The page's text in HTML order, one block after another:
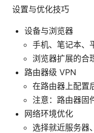
设置与优化技巧
设备与浏览器
手机、笔记本、
浏览器扩展的合
路由器级 VPN
在路由器上配置
注意：路由器固
网络环境优化
选择就近服务器